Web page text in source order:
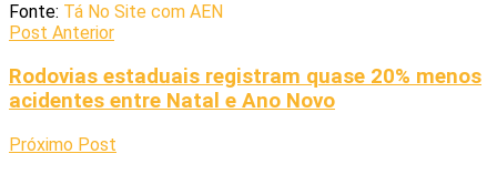
Fonte: Tá No Site com AEN
Post Anterior
Rodovias estaduais registram quase 20% menos
acidentes entre Natal e Ano Novo
Próximo Post